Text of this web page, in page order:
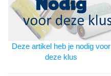
Deze artikel heb je nodig voor
deze klus